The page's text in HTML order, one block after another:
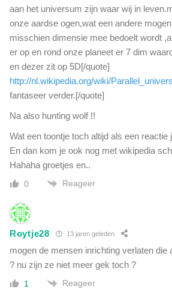
aan het universum zijn waar wij in
onze aardse ogen,wat een andere
misschien dimensie mee bedoelt wordt
er op en rond onze planeet er 7 dim
en dezer zit op 5D[/quote]
http://nl.wikipedia.org/wiki/
fantaseer verder.[/quote]
Na also hunting wolf !!
Wat een toontje toch altijd als een reactie
En dan kom je ook nog met wikipedia
Hahaha groetjes en..
0 Reageer
Roytje28 13 jaren geleden
mogen de mensen inrichting verlaten die
? nu zijn ze niet meer gek toch ?
1 Reageer